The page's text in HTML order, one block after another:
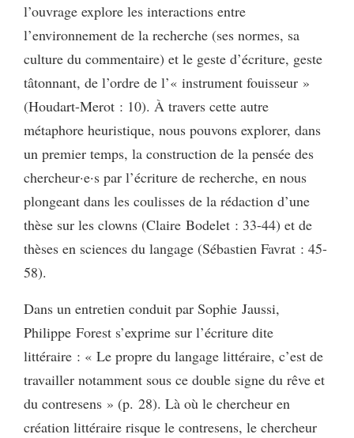
l’ouvrage explore les interactions entre
l’environnement de la recherche (ses normes, sa
culture du commentaire) et le geste d’écriture, geste
tâtonnant, de l’ordre de l’« instrument fouisseur »
(Houdart-Merot : 10). À travers cette autre
métaphore heuristique, nous pouvons explorer, dans
un premier temps, la construction de la pensée des
chercheur·e·s par l’écriture de recherche, en nous
plongeant dans les coulisses de la rédaction d’une
thèse sur les clowns (Claire Bodelet : 33-44) et de
thèses en sciences du langage (Sébastien Favrat : 45-
58).
Dans un entretien conduit par Sophie Jaussi,
Philippe Forest s’exprime sur l’écriture dite
littéraire : « Le propre du langage littéraire, c’est de
travailler notamment sous ce double signe du rêve et
du contresens » (p. 28). Là où le chercheur en
création littéraire risque le contresens, le chercheur